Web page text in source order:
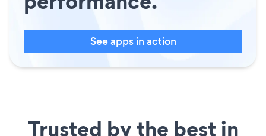
See apps in action
Trusted by the best in